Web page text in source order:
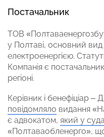
Постачальник
ТОВ
у Полтаві, основний вид
електроенергією.
Компанія є
регіоні.
Керівник і бенефіціар
повідомляло видання
є адвокатом, який у
«Полтаваобленерго»,